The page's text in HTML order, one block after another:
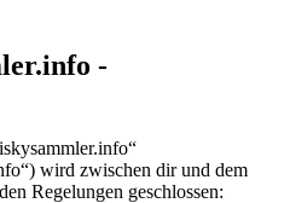
-
wird zwischen dir und dem
Regelungen geschlossen: